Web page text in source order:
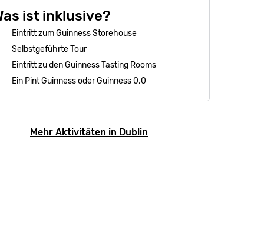
ist inklusive?
Eintritt zum Guinness Storehouse
Selbstgeführte Tour
Eintritt zu den Guinness Tasting Rooms
Ein Pint Guinness oder Guinness 0.0
Mehr Aktivitäten in Dublin